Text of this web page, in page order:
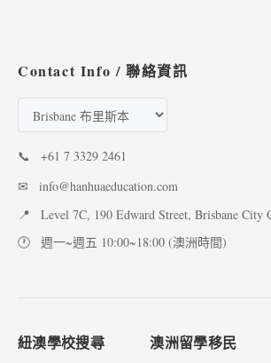
Contact Info / 聯絡資訊
📞
+61 7 3329 2461
✉
info@hanhuaeducation.com
📍
Level 7C, 190 Edward Street, Brisbane City
🕐
週一~週五 10:00~18:00 (澳洲時間)
紐澳學校搜尋 澳洲留學移民